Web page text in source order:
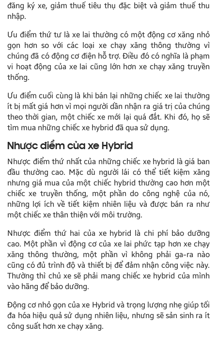
đăng ký xe, giảm thuế tiêu thụ đặc biệt và giảm thuế thu
nhập.
Ưu điểm thứ tư là xe lai thường có một động cơ xăng nhỏ
gọn hơn so với các loại xe chạy xăng thông thường vì
chúng đã có động cơ điện hỗ trợ. Điều đó có nghĩa là phạm
vi hoạt động của xe lai cũng lớn hơn xe chạy xăng truyền
thống.
Ưu điểm cuối cùng là khi bán lại những chiếc xe lai thường
ít bị mất giá hơn vì mọi người dần nhận ra giá trị của chúng
theo thời gian, một chiếc xe mới lại quá đắt. Khi đó, họ sẽ
tìm mua những chiếc xe hybrid đã qua sử dụng.
Nhược điểm của xe Hybrid
Nhược điểm thứ nhất của những chiếc xe hybrid là giá ban
đầu thường cao. Mặc dù người lái có thể tiết kiệm xăng
nhưng giá mua của một chiếc hybrid thường cao hơn một
chiếc xe truyền thống, một phần do công nghệ của nó,
những lợi ích về tiết kiệm nhiên liệu và được bán ra như
một chiếc xe thân thiện với môi trường.
Nhược điểm thứ hai của xe hybrid là chi phí bảo dưỡng
cao. Một phần vì động cơ của xe lai phức tạp hơn xe chạy
xăng thông thường, một phần vì không phải ga-ra nào
cũng có đủ trình độ và thiết bị để đảm nhận công việc này.
Thường thì chủ xe sẽ phải mang chiếc xe hybrid của mình
vào hãng để bảo dưỡng.
Động cơ nhỏ gọn của xe Hybrid và trọng lượng nhẹ giúp tối
đa hóa hiệu quả sử dụng nhiên liệu, nhưng sẽ sản sinh ra ít
công suất hơn xe chạy xăng.